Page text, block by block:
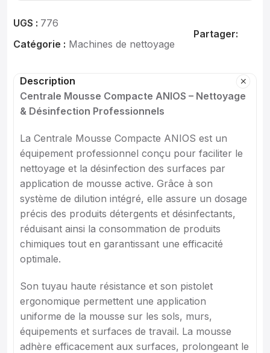
UGS : 776
Catégorie : Machines de nettoyage
Partager:
Description
Centrale Mousse Compacte ANIOS – Nettoyage
& Désinfection Professionnels
La Centrale Mousse Compacte ANIOS est un
équipement professionnel conçu pour faciliter le
nettoyage et la désinfection des surfaces par
application de mousse active. Grâce à son
système de dilution intégré, elle assure un dosage
précis des produits détergents et désinfectants,
réduisant ainsi la consommation de produits
chimiques tout en garantissant une efficacité
optimale.
Son tuyau haute résistance et son pistolet
ergonomique permettent une application
uniforme de la mousse sur les sols, murs,
équipements et surfaces de travail. La mousse
adhère efficacement aux surfaces, prolongeant le